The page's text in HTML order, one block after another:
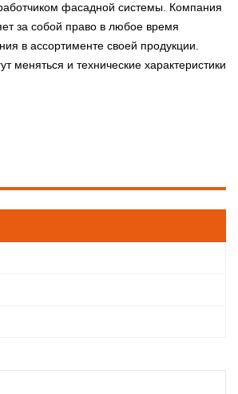
фасадной системы. Компания
за собой право в любое время
в ассортименте своей продукции.
меняться и технические характеристики